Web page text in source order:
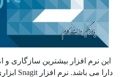
این نرم افزار بیشترین سازگاری و
دارا می باشد. نرم افزار Snagit